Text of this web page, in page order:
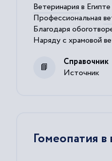
Ветеринария в
Профессиональная
Благодаря
Наряду с храмовой
в
Источник
Справочник
Гомеопатия